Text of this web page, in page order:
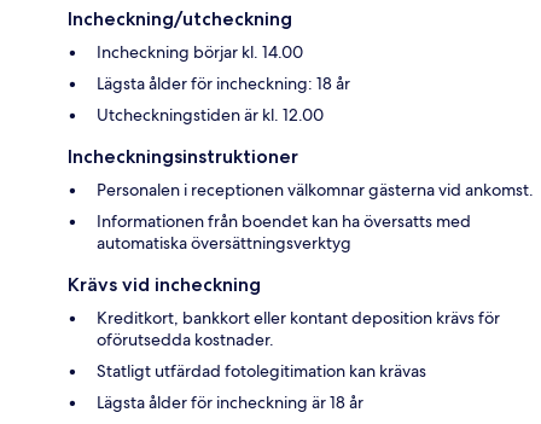
Incheckning/utcheckning
Incheckning börjar kl. 14.00
Lägsta ålder för incheckning: 18 år
Utcheckningstiden är kl. 12.00
Incheckningsinstruktioner
Personalen i receptionen välkomnar gästerna vid ankomst.
Informationen från boendet kan ha översatts med
automatiska översättningsverktyg
Krävs vid incheckning
Kreditkort, bankkort eller kontant deposition krävs för
oförutsedda kostnader.
Statligt utfärdad fotolegitimation kan krävas
Lägsta ålder för incheckning är 18 år